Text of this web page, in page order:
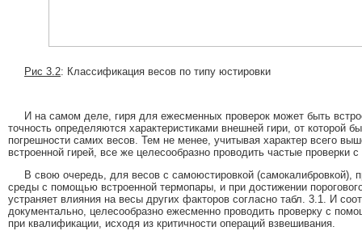
Рис 3.2: Классификация весов по типу юстировки
И на самом деле, гиря для ежесменных проверок может быть
точность определяются характеристиками внешней гири, от
погрешности самих весов. Тем не менее, учитывая характер всего
встроенной гирей, все же целесообразно проводить частые проверки
В свою очередь, для весов с самоюстировкой (самокалибровкой),
среды с помощью встроенной термопары, и при достижении
устраняет влияния на весы других факторов согласно табл. 3.1. И
документально, целесообразно ежесменно проводить проверку с
при квалификации, исходя из критичности операций взвешивания.